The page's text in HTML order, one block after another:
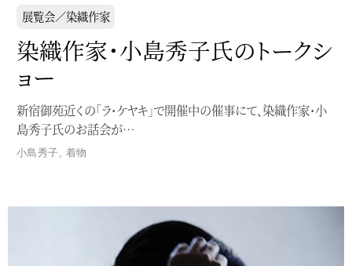
展覧会／染織作家
染織作家・小島秀子氏のトークシ
ョー
新宿御苑近くの「ラ・ケヤキ」で開催中の催事にて、染織作家・小
島秀子氏のお話会が…
小島秀子 着物
Service